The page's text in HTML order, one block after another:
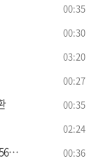
00:35
00:30
03:20
00:27
00:35
02:24
00:36